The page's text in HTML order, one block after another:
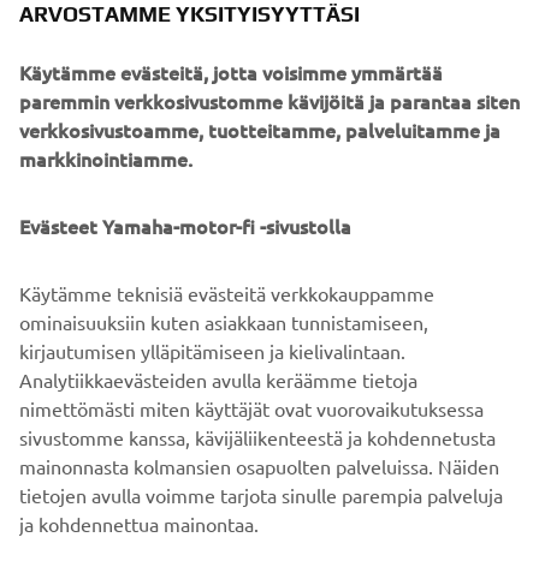
189,00 € (sis. perustamismaksun 199,00 €), viimeinen suurempi erä 5 247,54 €.
9,00 €/kk. Luottokustannukset yht. 722,54 €, luoton ja luottokustannusten
yhteismäärä 8 712,54 €, todellinen luottohinta 9 712,54 € ja todellinen vuosikorko
3,69 %. Edellyttää hyväksytyn luottopäätöksen ja kaskovakuutuksen. Palvelun
tuottaa Santander Consumer Finance Oy, Risto Rytin tie 33, 00570 Helsinki.
ARVOSTAMME YKSITYISYYTTÄSI
Käytämme evästeitä, jotta voisimme ymmärtää
paremmin verkkosivustomme kävijöitä ja parantaa siten
verkkosivustoamme, tuotteitamme, palveluitamme ja
markkinointiamme.
Evästeet Yamaha-motor-fi -sivustolla
Käytämme teknisiä evästeitä verkkokauppamme
ominaisuuksiin kuten asiakkaan tunnistamiseen,
kirjautumisen ylläpitämiseen ja kielivalintaan.
Analytiikkaevästeiden avulla keräämme tietoja
nimettömästi miten käyttäjät ovat vuorovaikutuksessa
sivustomme kanssa, kävijäliikenteestä ja kohdennetusta
mainonnasta kolmansien osapuolten palveluissa. Näiden
tietojen avulla voimme tarjota sinulle parempia palveluja
ja kohdennettua mainontaa.